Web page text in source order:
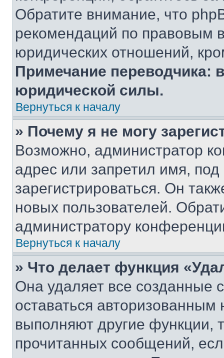
Обратите внимание, что
рекомендаций по правовым
юридических отношений,
Примечание переводчика:
юридической силы.
Вернуться к началу
» Почему я не могу
Возможно, администратор
адрес или запретил имя,
зарегистрироваться. Он
новых пользователей.
администратору
Вернуться к началу
» Что делает функция
Она удаляет все созданные
оставаться
выполняют другие функции,
прочитанных сообщений,